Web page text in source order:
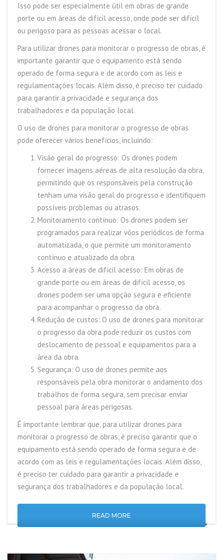
Isso pode ser especialmente útil em obras de grande
porte ou em áreas de difícil acesso, onde pode ser difícil
ou perigoso para as pessoas acessar o local.
Para utilizar drones para monitorar o progresso de obras, é
importante garantir que o equipamento está sendo
operado de forma segura e de acordo com as leis e
regulamentações locais. Além disso, é preciso ter cuidado
para garantir a privacidade e segurança dos
trabalhadores e da população local.
O uso de drones para monitorar o progresso de obras
pode oferecer vários benefícios, incluindo:
Visão geral do progresso: Os drones podem
fornecer imagens aéreas de alta resolução da obra,
permitindo que os responsáveis pela construção
tenham uma visão geral do progresso e identifiquem
possíveis problemas ou atrasos.
Monitoramento contínuo: Os drones podem ser
programados para realizar vôos periódicos de forma
automatizada, o que permite um monitoramento
contínuo e atualizado da obra.
Acesso a áreas de difícil acesso: Em obras de
grande porte ou em áreas de difícil acesso, os
drones podem ser uma opção segura e eficiente
para acompanhar o progresso da obra.
Redução de custos: O uso de drones para monitorar
o progresso da obra pode reduzir os custos com
deslocamento de pessoal e equipamentos para a
área da obra.
Segurança: O uso de drones permite aos
responsáveis pela obra monitorar o andamento dos
trabalhos de forma segura, sem precisar enviar
pessoal para áreas perigosas.
É importante lembrar que, para utilizar drones para
monitorar o progresso de obras, é preciso garantir que o
equipamento está sendo operado de forma segura e de
acordo com as leis e regulamentações locais. Além disso,
é preciso ter cuidado para garantir a privacidade e
segurança dos trabalhadores e da população local.
READ MORE